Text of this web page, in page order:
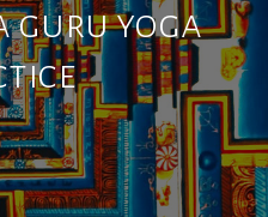
guru yoga